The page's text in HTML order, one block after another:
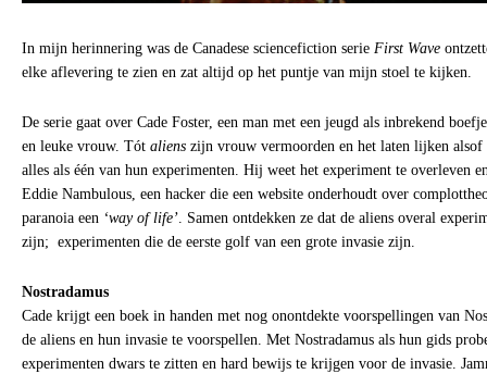
In mijn herinnering was de Canadese sciencefiction serie First Wave
elke aflevering te zien en zat altijd op het puntje van mijn stoel te kijken.
De serie gaat over Cade Foster, een man met een jeugd als inbrekend
en leuke vrouw. Tót aliens zijn vrouw vermoorden en het laten lijken
alles als één van hun experimenten. Hij weet het experiment te overleven
Eddie Nambulous, een hacker die een website onderhoudt over
paranoia een ‘way of life’. Samen ontdekken ze dat de aliens overal
zijn; experimenten die de eerste golf van een grote invasie zijn.
Nostradamus
Cade krijgt een boek in handen met nog onontdekte voorspellingen van
de aliens en hun invasie te voorspellen. Met Nostradamus als hun gids
experimenten dwars te zitten en hard bewijs te krijgen voor de invasie.